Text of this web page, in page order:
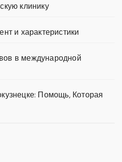
клинику
и характеристики
в международной
Помощь, Которая